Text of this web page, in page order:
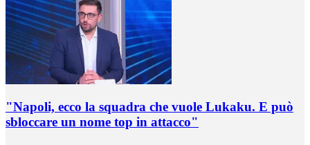
"Napoli, ecco la squadra che vuole Lukaku. E può
sbloccare un nome top in attacco"